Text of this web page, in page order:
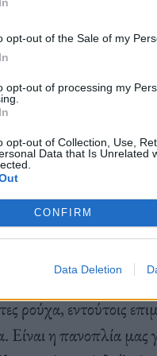
opt-out of the Sale of my
opt-out of processing my
opt-out of Collection, Use,
Data that Is Unrelated
CONFIRM
Data Deletion
στο Παγκράτι,
η καρέκλα
από τις στάχτες της
ο χρόνος που μου
με τα άπλυτα αποζητά
έχω άλλες
ρούχα που είναι
εντούτοις
Είναι η πανοπλία μας